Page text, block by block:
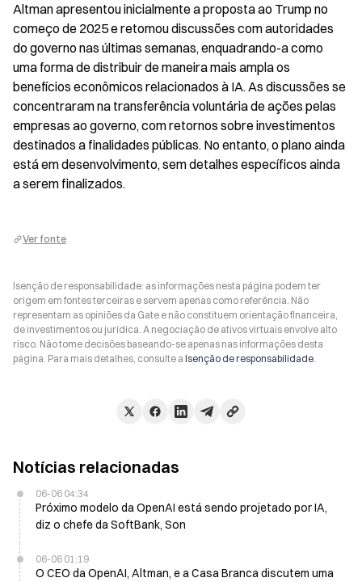
Altman apresentou inicialmente a proposta ao Trump no
começo de 2025 e retomou discussões com autoridades
do governo nas últimas semanas, enquadrando-a como
uma forma de distribuir de maneira mais ampla os
benefícios econômicos relacionados à IA. As discussões se
concentraram na transferência voluntária de ações pelas
empresas ao governo, com retornos sobre investimentos
destinados a finalidades públicas. No entanto, o plano ainda
está em desenvolvimento, sem detalhes específicos ainda
a serem finalizados.
Ver fonte
Isenção de responsabilidade: as informações nesta página podem ter
origem em fontes terceiras e servem apenas como referência. Não
representam as opiniões da Gate e não constituem orientação financeira,
de investimentos ou jurídica. A negociação de ativos virtuais envolve alto
risco. Não tome decisões baseando-se apenas nas informações desta
página. Para mais detalhes, consulte a Isenção de responsabilidade.
Notícias relacionadas
06-06 04:34
Próximo modelo da OpenAI está sendo projetado por IA,
diz o chefe da SoftBank, Son
06-06 01:19
O CEO da OpenAI, Altman, e a Casa Branca discutem uma